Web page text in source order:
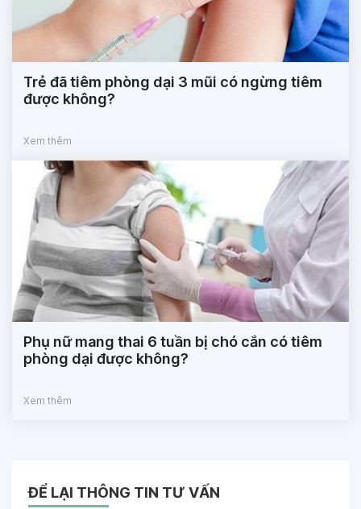
Trẻ đã tiêm phòng dại 3 mũi có ngừng tiêm
được không?
Xem thêm
Phụ nữ mang thai 6 tuần bị chó cắn có tiêm
phòng dại được không?
Xem thêm
ĐỂ LẠI THÔNG TIN TƯ VẤN